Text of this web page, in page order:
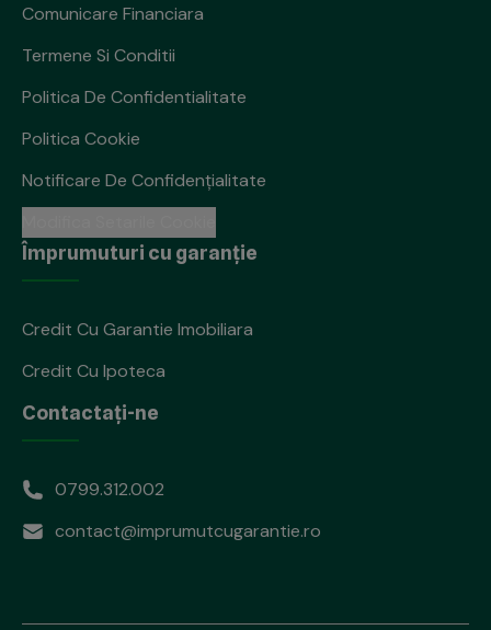
Comunicare Financiara
Termene Si Conditii
Politica De Confidentialitate
Politica Cookie
Notificare De Confidenţialitate
Împrumuturi cu garanție
Credit Cu Garantie Imobiliara
Credit Cu Ipoteca
Contactați-ne
0799.312.002
contact@imprumutcugarantie.ro